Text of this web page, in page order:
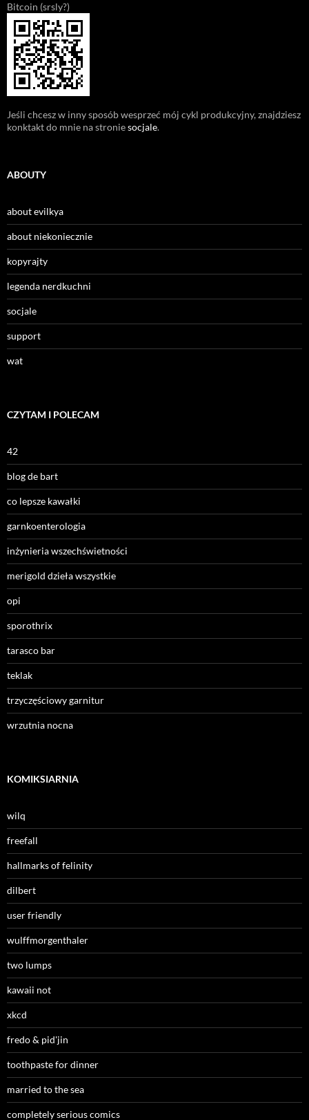
Bitcoin (srsly?)
Jeśli chcesz w inny sposób wesprzeć mój cykl produkcyjny, znajdziesz
konktakt do mnie na stroniesocjale.
ABOUTY
about evilkya
about niekoniecznie
kopyrajty
legenda nerdkuchni
socjale
support
wat
CZYTAM I POLECAM
42
blog de bart
co lepsze kawałki
garnkoenterologia
inżynieria wszechświetności
merigold dzieła wszystkie
opi
sporothrix
tarasco bar
teklak
trzyczęściowy garnitur
wrzutnia nocna
KOMIKSIARNIA
wilq
freefall
hallmarks of felinity
dilbert
user friendly
wulffmorgenthaler
two lumps
kawaii not
xkcd
fredo & pid'jin
toothpaste for dinner
married to the sea
completely serious comics